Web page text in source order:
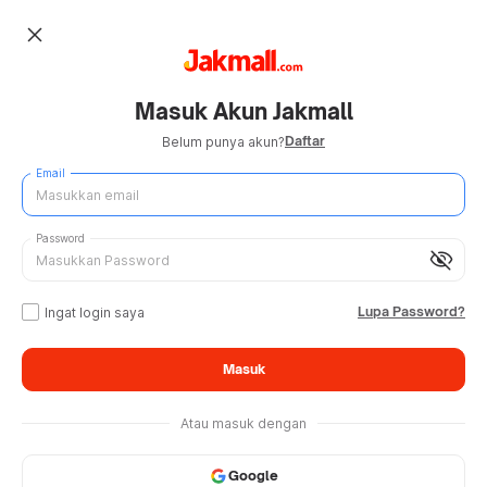
close
Masuk Akun Jakmall
Belum punya akun?Daftar
Email
visibility_off
Password
Ingat login saya Lupa Password?
Masuk
Atau masuk dengan
Google